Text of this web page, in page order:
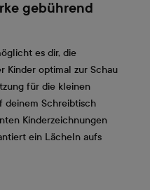
gebührend
es dir, die
Kinder optimal zur Schau
für die kleinen
deinem Schreibtisch
Kinderzeichnungen
ein Lächeln aufs